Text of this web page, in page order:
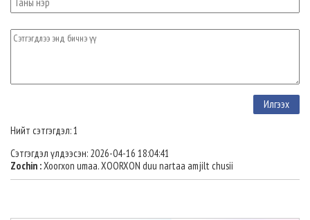
Нийт сэтгэгдэл: 1
Сэтгэгдэл үлдээсэн: 2026-04-16 18:04:41
Zochin :Xoorxon umaa. XOORXON duu nartaa amjilt chusii